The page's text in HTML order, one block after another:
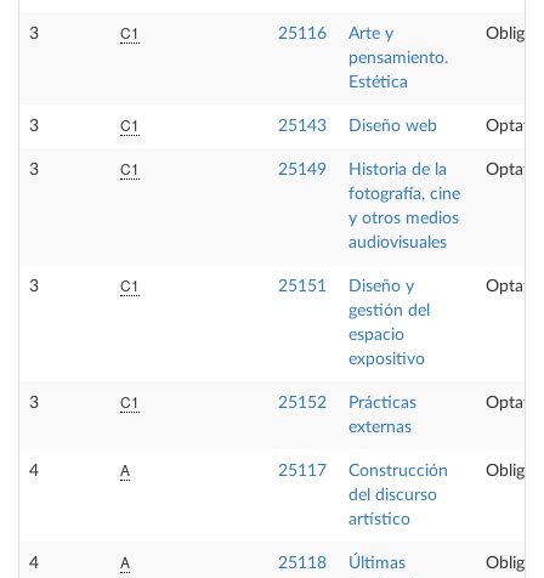
3 C1 25116
Arte y
pensamiento.
Estética
3 C1 25143 Diseño web
3 C1 25149
Historia de la
fotografía, cine
y otros medios
audiovisuales
3 C1 25151
Diseño y
gestión del
espacio
expositivo
3 C1 25152
Prácticas
externas
4 A 25117
Construcción
del discurso
artístico
4 A 25118
Últimas